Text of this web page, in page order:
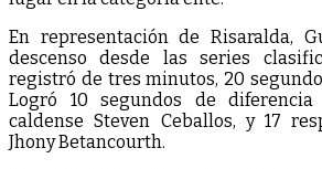
En representación de Risaralda,
descenso desde las series
registró de tres minutos, 20
Logró 10 segundos de
caldense Steven Ceballos, y 17
Jhony Betancourth.